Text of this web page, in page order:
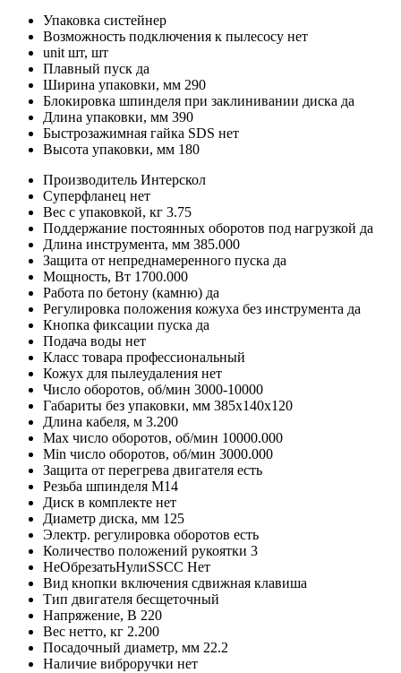
Упаковка систейнер
Возможность подключения к пылесосу нет
unit шт, шт
Плавный пуск да
Ширина упаковки, мм 290
Блокировка шпинделя при заклинивании диска да
Длина упаковки, мм 390
Быстрозажимная гайка SDS нет
Высота упаковки, мм 180
Производитель Интерскол
Суперфланец нет
Вес с упаковкой, кг 3.75
Поддержание постоянных оборотов под нагрузкой да
Длина инструмента, мм 385.000
Защита от непреднамеренного пуска да
Мощность, Вт 1700.000
Работа по бетону (камню) да
Регулировка положения кожуха без инструмента да
Кнопка фиксации пуска да
Подача воды нет
Класс товара профессиональный
Кожух для пылеудаления нет
Число оборотов, об/мин 3000-10000
Габариты без упаковки, мм 385х140х120
Длина кабеля, м 3.200
Max число оборотов, об/мин 10000.000
Min число оборотов, об/мин 3000.000
Защита от перегрева двигателя есть
Резьба шпинделя М14
Диск в комплекте нет
Диаметр диска, мм 125
Электр. регулировка оборотов есть
Количество положений рукоятки 3
НеОбрезатьНулиSSCC Нет
Вид кнопки включения сдвижная клавиша
Тип двигателя бесщеточный
Напряжение, В 220
Вес нетто, кг 2.200
Посадочный диаметр, мм 22.2
Наличие виброручки нет